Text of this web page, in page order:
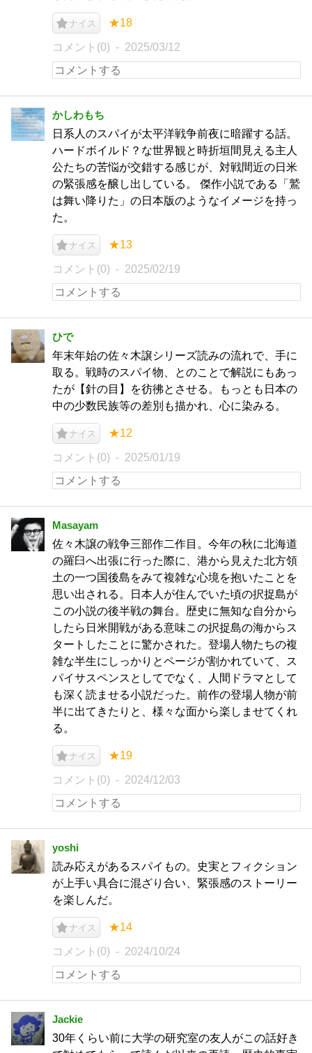
ナイス ★18
コメント(0) 2025/03/12
かしわもち
日系人のスパイが太平洋戦争前夜に暗躍する話。
ハードボイルド？な世界観と時折垣間見える主人
公たちの苦悩が交錯する感じが、対戦間近の日米
の緊張感を醸し出している。 傑作小説である「鷲
は舞い降りた」の日本版のようなイメージを持っ
た。
ナイス ★13
コメント(0) 2025/02/19
ひで
年末年始の佐々木譲シリーズ読みの流れで、手に
取る。戦時のスパイ物、とのことで解説にもあっ
たが【針の目】を彷彿とさせる。もっとも日本の
中の少数民族等の差別も描かれ、心に染みる。
ナイス ★12
コメント(0) 2025/01/19
Masayam
佐々木譲の戦争三部作二作目。今年の秋に北海道
の羅臼へ出張に行った際に、港から見えた北方領
土の一つ国後島をみて複雑な心境を抱いたことを
思い出される。日本人が住んでいた頃の択捉島が
この小説の後半戦の舞台。歴史に無知な自分から
したら日米開戦がある意味この択捉島の海からス
タートしたことに驚かされた。登場人物たちの複
雑な半生にしっかりとページが割かれていて、ス
パイサスペンスとしてでなく、人間ドラマとして
も深く読ませる小説だった。前作の登場人物が前
半に出てきたりと、様々な面から楽しませてくれ
る。
ナイス ★19
コメント(0) 2024/12/03
yoshi
読み応えがあるスパイもの。史実とフィクション
が上手い具合に混ざり合い、緊張感のストーリー
を楽しんだ。
ナイス ★14
コメント(0) 2024/10/24
Jackie
30年くらい前に大学の研究室の友人がこの話好き